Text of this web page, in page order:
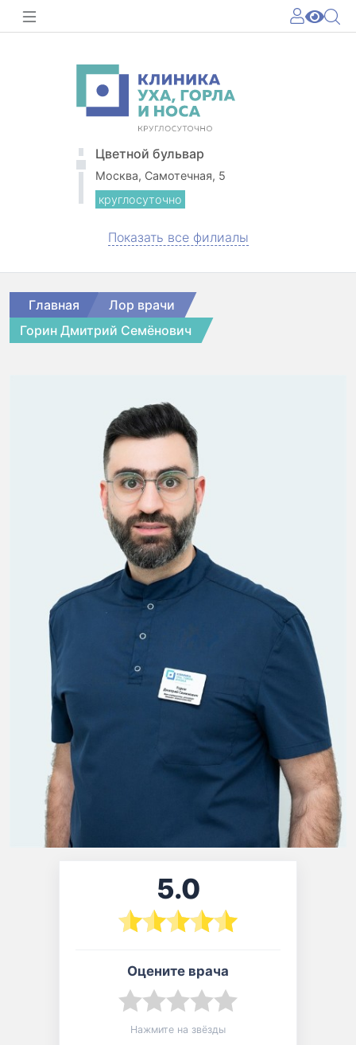
Цветной бульвар
Москва, Самотечная, 5
круглосуточно
Показать все филиалы
Главная
Лор врачи
Горин Дмитрий Семёнович
5.0
Оцените врача
Нажмите на звёзды